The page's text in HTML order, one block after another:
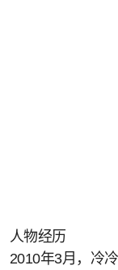
人物经历
2010年3月，冷